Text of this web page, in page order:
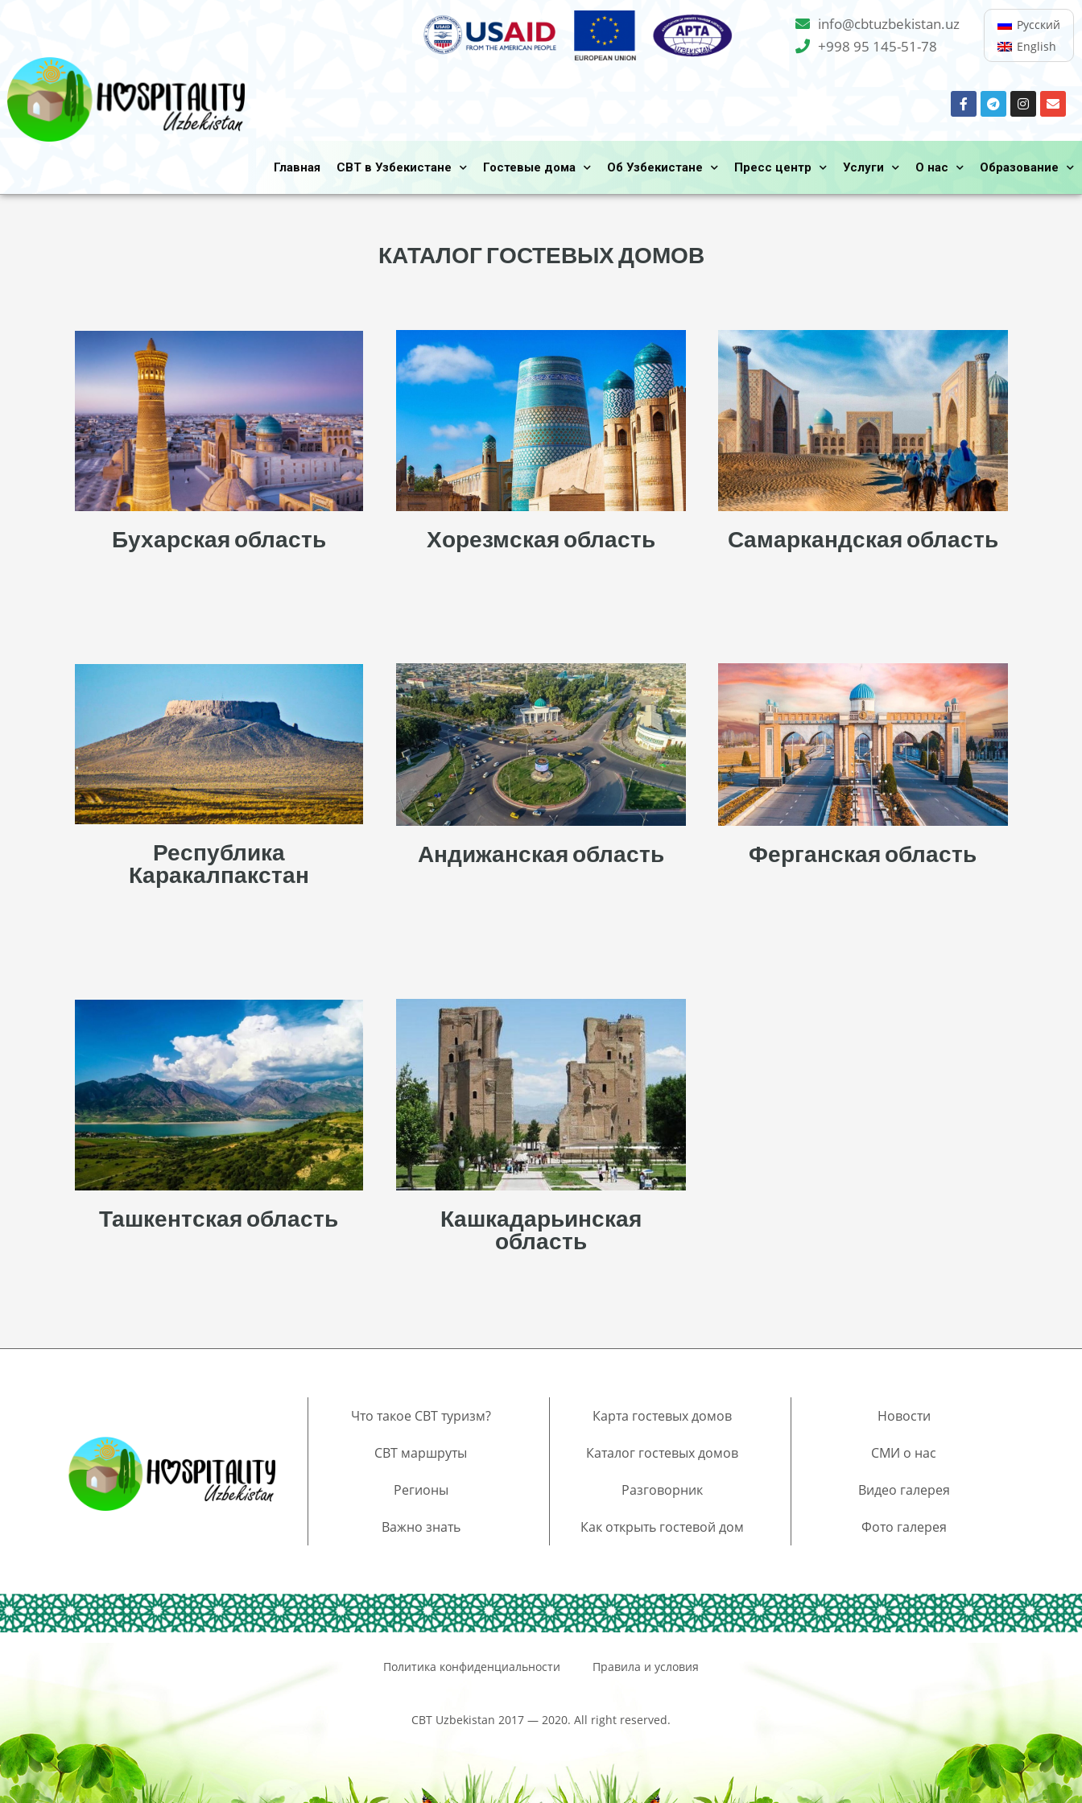
info@cbtuzbekistan.uz
+998 95 145-51-78
Русский
English
Главная CBT в Узбекистане Гостевые дома Об Узбекистане Пресс центр Услуги О нас Образование
КАТАЛОГ ГОСТЕВЫХ ДОМОВ
Бухарская область Хорезмская область Самаркандская область
Республика
Каракалпакстан
Андижанская область Ферганская область
Ташкентская область
Кашкадарьинская
область
Что такое CBT туризм?
CBT маршруты
Регионы
Важно знать
Карта гостевых домов
Каталог гостевых домов
Разговорник
Как открыть гостевой дом
Новости
СМИ о нас
Видео галерея
Фото галерея
Политика конфиденциальности Правила и условия
CBT Uzbekistan 2017 — 2020. All right reserved.